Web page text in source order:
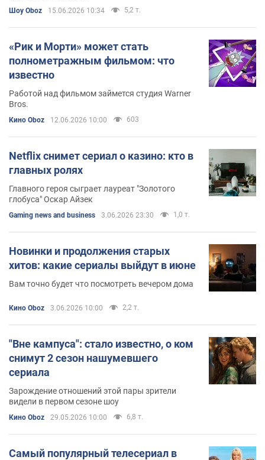
Шоу Oboz 15.06.2026 10:34 5,2 т.
«Рик и Морти» может стать
полнометражным фильмом: что
известно
Работой над фильмом займется студия Warner
Bros.
Кино Oboz 12.06.2026 10:00 603
Netflix снимет сериал о казино: кто в
главных ролях
Главного героя сыграет лауреат "Золотого
глобуса" Оскар Айзек
Gaming news and business 3.06.2026 23:30 1,0 т.
Новинки и продолжения старых
хитов: какие сериалы выйдут в июне
Вам точно будет что посмотреть вечером дома
Кино Oboz 3.06.2026 10:00 2,2 т.
"Вне кампуса": стало известно, о ком
снимут 2 сезон нашумевшего
сериала
Зарождение отношений этой пары зрители
видели в первом сезоне шоу
Кино Oboz 29.05.2026 10:00 6,8 т.
Самый популярный телесериал в